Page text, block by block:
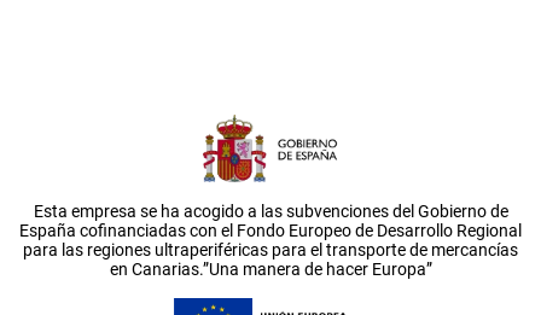
Esta empresa se ha acogido a las subvenciones del Gobierno de
España cofinanciadas con el Fondo Europeo de Desarrollo Regional
para las regiones ultraperiféricas para el transporte de mercancías
en Canarias.”Una manera de hacer Europa”